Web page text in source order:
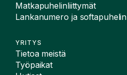
Matkapuhelinliittymät
Lankanumero ja softapuhelin
YRITYS
Tietoa meistä
Työpaikat